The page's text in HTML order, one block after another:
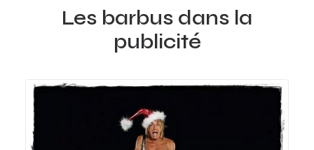
Les barbus dans la
publicité